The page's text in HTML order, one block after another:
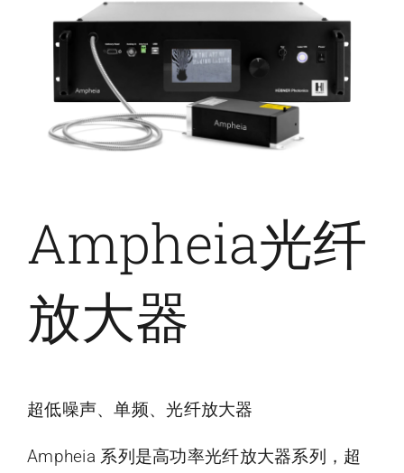
联系我们
Ampheia光纤
放大器
超低噪声、单频、光纤放大器
Ampheia 系列是高功率光纤放大器系列，超